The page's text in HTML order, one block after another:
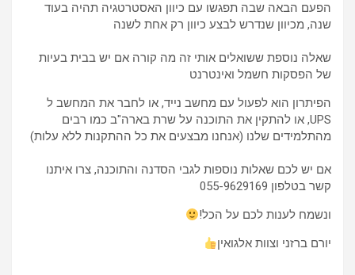
הפעם הבאה שבה תפגשו עם כיוון האסטרטגיה תהיה בעוד
שנה, מכיוון שנדרש לבצע כיוון רק אחת לשנה
שאלה נוספת ששואלים אותי זה מה קורה אם יש בבית בעיות
של הפסקות חשמל ואינטרנט
הפיתרון הוא לפעול עם מחשב נייד, או לחבר את המחשב ל
UPS, או להתקין את התוכנה על שרת בארה"ב כמו רבים
מהתלמידים שלנו (אנחנו מבצעים את כל ההתקנות ללא עלות)
אם יש לכם שאלות נוספות לגבי הסדנה והתוכנה, צרו איתנו
קשר בטלפון 055-9629169
ונשמח לענות לכם על הכל!
יורם ברזני וצוות אלגואין